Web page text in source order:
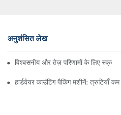
अनुशंसित लेख
विश्वसनीय और तेज़ परिणामों के लिए स्क्रू
हार्डवेयर काउंटिंग पैकिंग मशीनें: त्रुटियाँ